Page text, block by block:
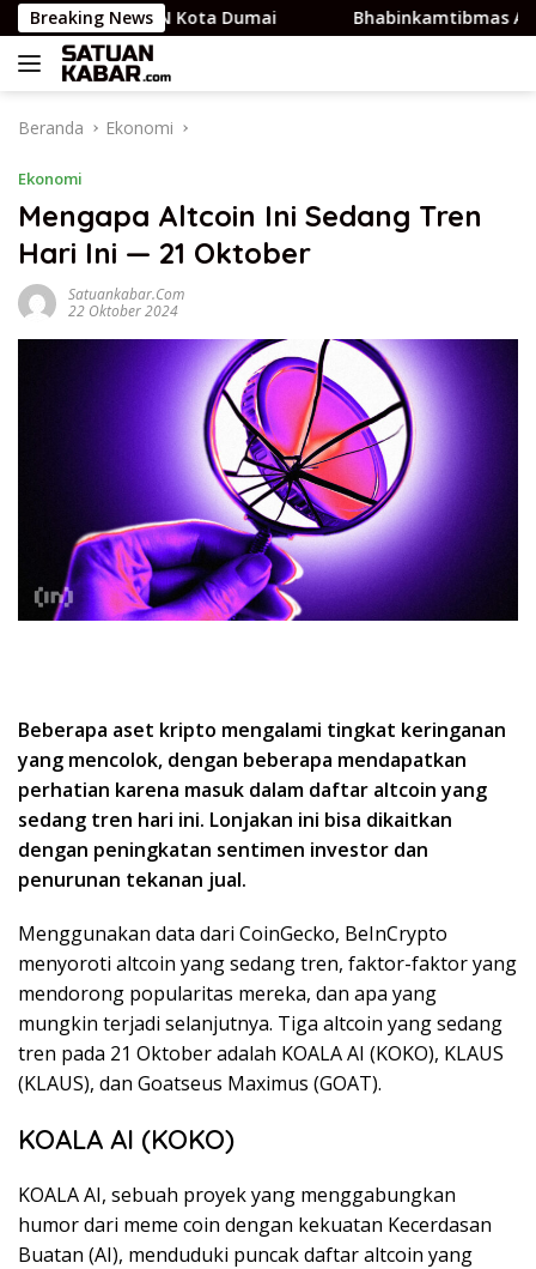
Langsung
ke
konten
Breaking NewsKota Dumai Bhabinkamtibmas Aipda
Beranda Ekonomi
Ekonomi
Mengapa Altcoin Ini Sedang Tren
Hari Ini — 21 Oktober
Satuankabar.com
22 Oktober 2024
Beberapa aset kripto mengalami tingkat keringanan
yang mencolok, dengan beberapa mendapatkan
perhatian karena masuk dalam daftar altcoin yang
sedang tren hari ini. Lonjakan ini bisa dikaitkan
dengan peningkatan sentimen investor dan
penurunan tekanan jual.
Menggunakan data dari CoinGecko, BeInCrypto
menyoroti altcoin yang sedang tren, faktor-faktor yang
mendorong popularitas mereka, dan apa yang
mungkin terjadi selanjutnya. Tiga altcoin yang sedang
tren pada 21 Oktober adalah KOALA AI (KOKO), KLAUS
(KLAUS), dan Goatseus Maximus (GOAT).
KOALA AI (KOKO)
KOALA AI, sebuah proyek yang menggabungkan
humor dari meme coin dengan kekuatan Kecerdasan
Buatan (AI), menduduki puncak daftar altcoin yang